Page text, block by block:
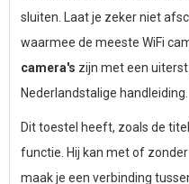
sluiten. Laat je zeker niet
waarmee de meeste WiFi
camera's zijn met een
Nederlandstalige handleiding.
Dit toestel heeft, zoals de
functie. Hij kan met of
maak je een verbinding